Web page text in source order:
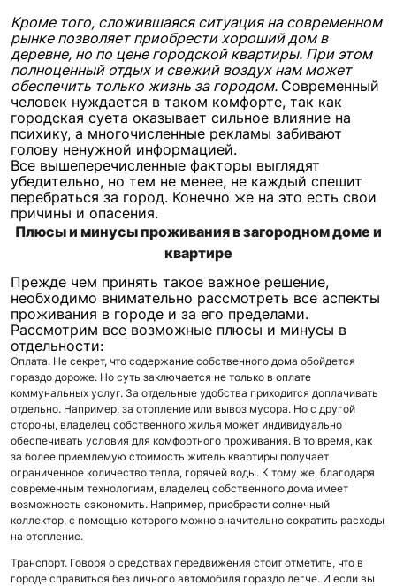
Кроме того, сложившаяся ситуация на современном
рынке позволяет приобрести хороший дом в
деревне, но по цене городской квартиры. При этом
полноценный отдых и свежий воздух нам может
обеспечить только жизнь за городом. Современный
человек нуждается в таком комфорте, так как
городская суета оказывает сильное влияние на
психику, а многочисленные рекламы забивают
голову ненужной информацией.
Все вышеперечисленные факторы выглядят
убедительно, но тем не менее, не каждый спешит
перебраться за город. Конечно же на это есть свои
причины и опасения.
Плюсы и минусы проживания в загородном доме и
квартире
Прежде чем принять такое важное решение,
необходимо внимательно рассмотреть все аспекты
проживания в городе и за его пределами.
Рассмотрим все возможные плюсы и минусы в
отдельности:
Оплата. Не секрет, что содержание собственного дома обойдется
гораздо дороже. Но суть заключается не только в оплате
коммунальных услуг. За отдельные удобства приходится доплачивать
отдельно. Например, за отопление или вывоз мусора. Но с другой
стороны, владелец собственного жилья может индивидуально
обеспечивать условия для комфортного проживания. В то время, как
за более приемлемую стоимость житель квартиры получает
ограниченное количество тепла, горячей воды. К тому же, благодаря
современным технологиям, владелец собственного дома имеет
возможность сэкономить. Например, приобрести солнечный
коллектор, с помощью которого можно значительно сократить расходы
на отопление.
Транспорт. Говоря о средствах передвижения стоит отметить, что в
городе справиться без личного автомобиля гораздо легче. И если вы